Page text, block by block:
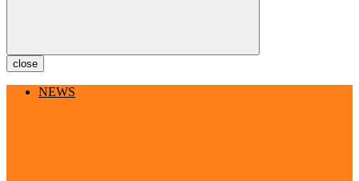
close
NEWS